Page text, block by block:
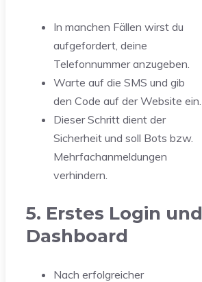
In manchen Fällen wirst du
aufgefordert, deine
Telefonnummer anzugeben.
Warte auf die SMS und gib
den Code auf der Website ein.
Dieser Schritt dient der
Sicherheit und soll Bots bzw.
Mehrfachanmeldungen
verhindern.
5. Erstes Login und
Dashboard
Nach erfolgreicher